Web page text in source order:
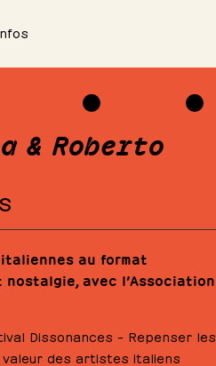
& Roberto
au format
avec l’Association
Dissonances – Repenser les
des artistes italiens